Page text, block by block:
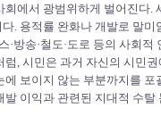
회에서 광범위하게 벌어진다.
. 용적률 완화나 개발로 말
·방송·철도·도로 등의 사회
럼, 시민은 과거 자신의 시민
에 보이지 않는 부분까지를
발 이익과 관련된 지대적 수